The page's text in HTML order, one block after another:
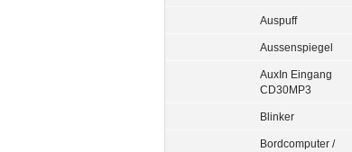
Auspuff
Aussenspiegel
AuxIn Eingang
CD30MP3
Blinker
Bordcomputer /